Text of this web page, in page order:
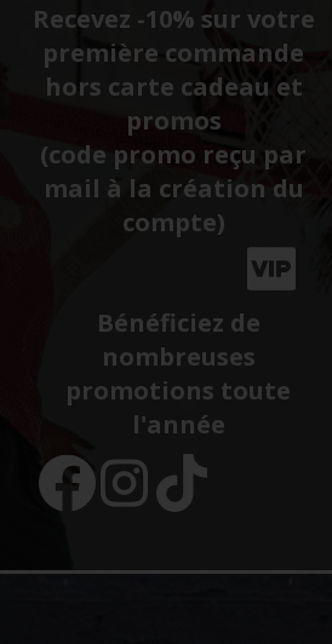
Recevez -10% sur votre
première commande
hors carte cadeau et
promos
(code promo reçu par
mail à la création du
compte)
Bénéficiez de
nombreuses
promotions toute
l'année